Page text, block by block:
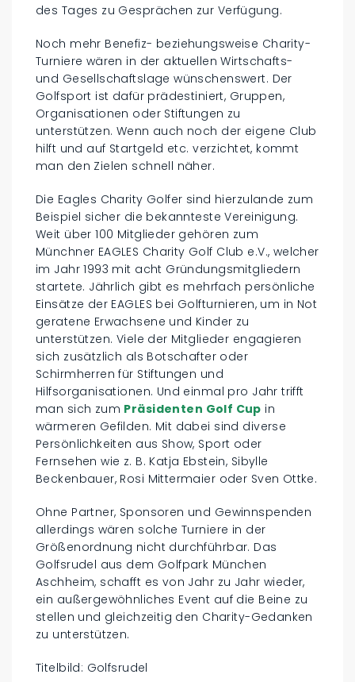
des Tages zu Gesprächen zur Verfügung.
Noch mehr Benefiz- beziehungsweise Charity-
Turniere wären in der aktuellen Wirtschafts-
und Gesellschaftslage wünschenswert. Der
Golfsport ist dafür prädestiniert, Gruppen,
Organisationen oder Stiftungen zu
unterstützen. Wenn auch noch der eigene Club
hilft und auf Startgeld etc. verzichtet, kommt
man den Zielen schnell näher.
Die Eagles Charity Golfer sind hierzulande zum
Beispiel sicher die bekannteste Vereinigung.
Weit über 100 Mitglieder gehören zum
Münchner EAGLES Charity Golf Club e.V., welcher
im Jahr 1993 mit acht Gründungsmitgliedern
startete. Jährlich gibt es mehrfach persönliche
Einsätze der EAGLES bei Golfturnieren, um in Not
geratene Erwachsene und Kinder zu
unterstützen. Viele der Mitglieder engagieren
sich zusätzlich als Botschafter oder
Schirmherren für Stiftungen und
Hilfsorganisationen. Und einmal pro Jahr trifft
man sich zum Präsidenten Golf Cup in
wärmeren Gefilden. Mit dabei sind diverse
Persönlichkeiten aus Show, Sport oder
Fernsehen wie z. B. Katja Ebstein, Sibylle
Beckenbauer, Rosi Mittermaier oder Sven Ottke.
Ohne Partner, Sponsoren und Gewinnspenden
allerdings wären solche Turniere in der
Größenordnung nicht durchführbar. Das
Golfsrudel aus dem Golfpark München
Aschheim, schafft es von Jahr zu Jahr wieder,
ein außergewöhnliches Event auf die Beine zu
stellen und gleichzeitig den Charity-Gedanken
zu unterstützen.
Titelbild: Golfsrudel